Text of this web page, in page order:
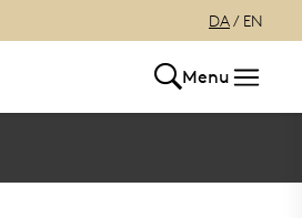
DA/ EN
Menu